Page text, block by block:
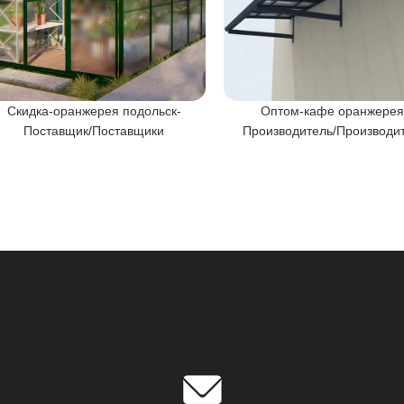
Скидка-оранжерея подольск-
Поставщик/Поставщики
Оптом-кафе
Производитель/